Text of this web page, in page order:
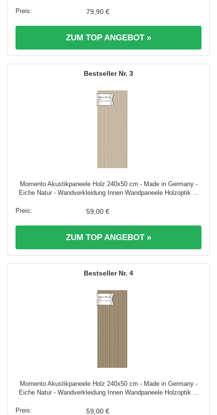
79,90 €
ZUM TOP ANGEBOT »
3
Momento Akustikpaneele Holz 240x50 cm - Made in Germany -
Eiche Natur - Wandverkleidung Innen Wandpaneele Holzoptik ...
59,00 €
ZUM TOP ANGEBOT »
4
Momento Akustikpaneele Holz 240x50 cm - Made in Germany -
Eiche Natur - Wandverkleidung Innen Wandpaneele Holzoptik ...
59,00 €